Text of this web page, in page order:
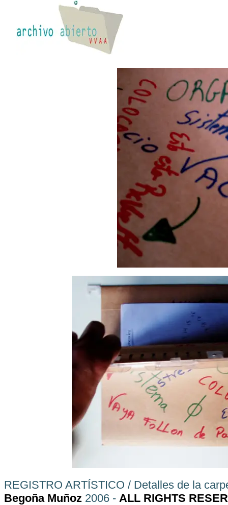
REGISTRO ARTÍSTICO / Detalles de la
Begoña Muñoz 2006 - ALL RIGHTS